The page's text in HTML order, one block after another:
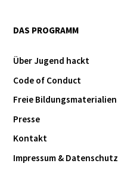
DAS PROGRAMM
Über Jugend hackt
Code of Conduct
Freie Bildungsmaterialien
Presse
Kontakt
Impressum & Datenschutz